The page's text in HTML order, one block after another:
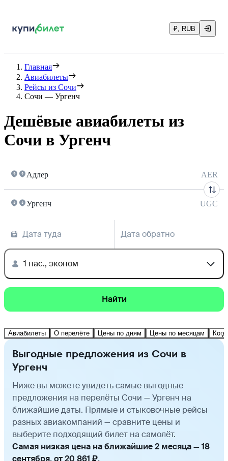
₽, RUB
Главная
Авиабилеты
Рейсы из Сочи
Сочи — Ургенч
Дешёвые авиабилеты из
Сочи в Ургенч
Адлер AER
Ургенч UGC
Дата туда Дата обратно
1 пас., эконом
Найти
Авиабилеты О перелёте Цены по дням Цены по месяцам
Выгодные предложения из Сочи в
Ургенч
Ниже вы можете увидеть самые выгодные
предложения на перелёты Сочи — Ургенч на
ближайшие даты. Прямые и стыковочные рейсы
разных авиакомпаний — сравните цены и
выберите подходящий билет на самолёт.
Самая низкая цена на ближайшие 2 месяца — 18
сентября, от 20 861 ₽.